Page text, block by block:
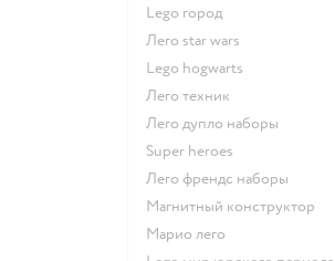
Lego город
Лего star wars
Lego hogwarts
Лего техник
Лего дупло наборы
Super heroes
Лего френдс наборы
Магнитный конструктор
Марио лего